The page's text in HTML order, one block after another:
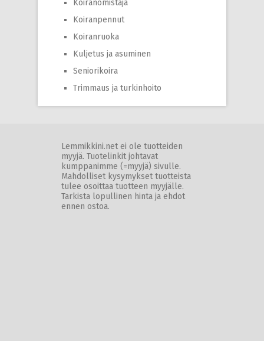
Koiranomistaja
Koiranpennut
Koiranruoka
Kuljetus ja asuminen
Seniorikoira
Trimmaus ja turkinhoito
Lemmikkini.net ei ole tuotteiden
myyjä. Tuotelinkit johtavat
kumppanimme (=myyjä) sivulle.
Mahdolliset kysymykset tuotteista
tulee osoittaa tuotteen myyjälle.
Tarkista lopullinen hinta ja ehdot
ennen ostoa.